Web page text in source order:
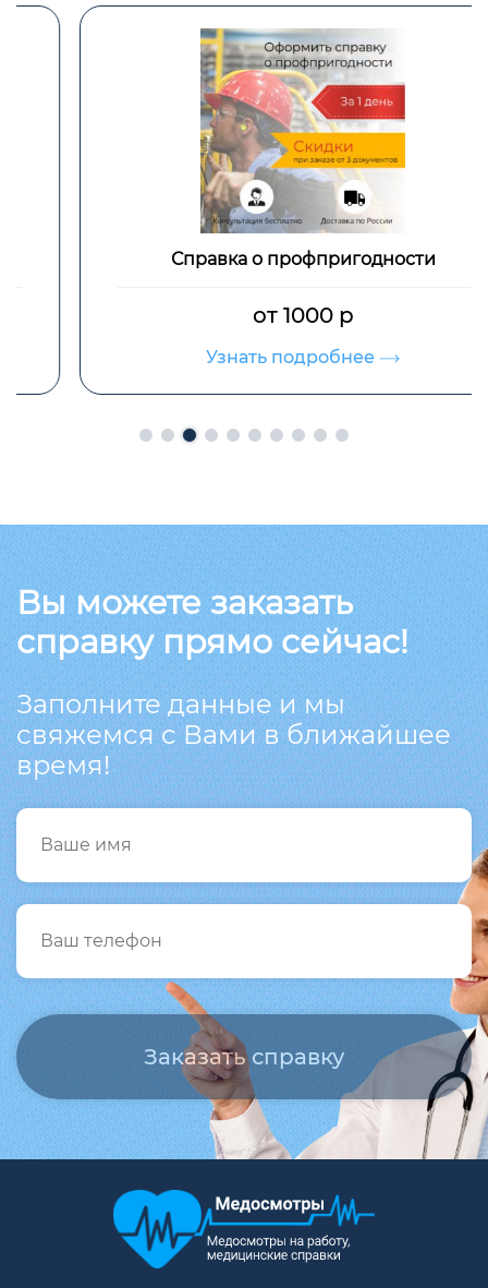
Справка о профпригодности
от 1000 р
Узнать подробнее
Вы можете заказать
справку прямо сейчас!
Заполните данные и мы
свяжемся с Вами в ближайшее
время!